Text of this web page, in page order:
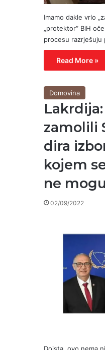
Imamo dakle vrlo
„protektor“ BiH
procesu razrješuju
Read More »
Domovina
zamolili
dira
kojem
ne
02/09/2022